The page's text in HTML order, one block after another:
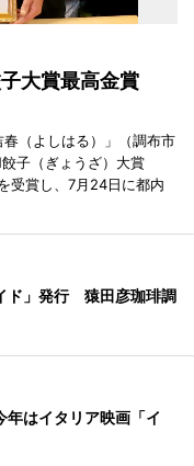
大賞最高金賞
（よしはる）」（調布市
子（ぎょうざ）大賞
受賞し、7月24日に都内
ド」発行 猿田彦珈琲調
はイタリア映画「イ